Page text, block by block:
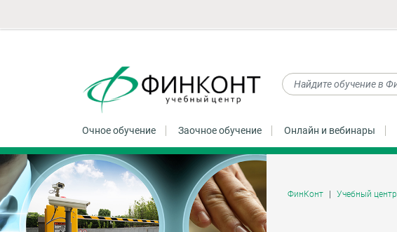
Очное обучение Заочное обучение Онлайн и вебинары
ФинКонт Учебный центр